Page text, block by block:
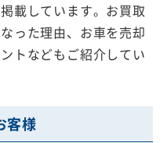
載しています。お買取
った理由、お車を売却
トなどもご紹介してい
客様